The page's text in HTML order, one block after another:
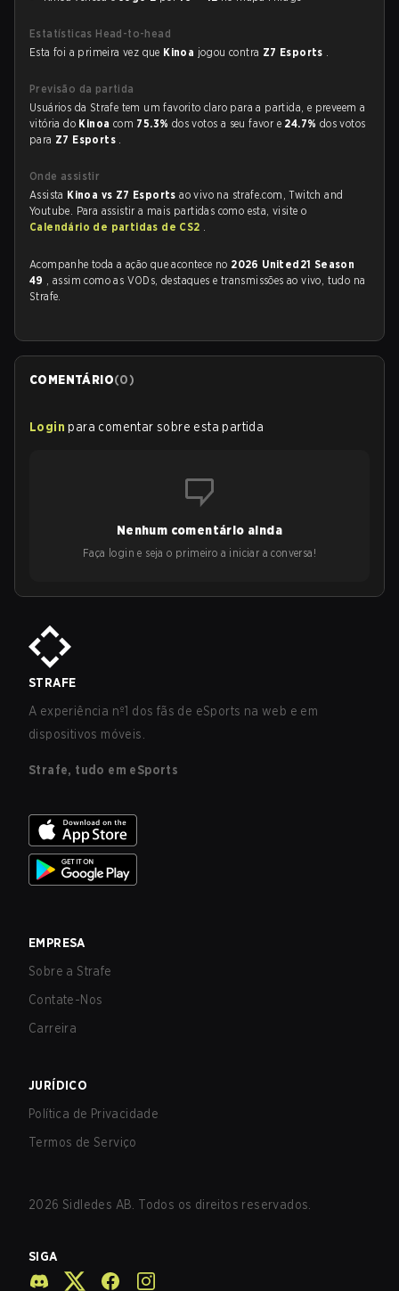
Estatísticas Head-to-head
Esta foi a primeira vez que Kinoa jogou contra Z7 Esports .
Previsão da partida
Usuários da Strafe tem um favorito claro para a partida, e preveem a
vitória do Kinoa com 75.3% dos votos a seu favor e 24.7% dos votos
para Z7 Esports .
Onde assistir
Assista Kinoa vs Z7 Esportsao vivo na strafe.com, Twitch and
Youtube. Para assistir a mais partidas como esta, visite o
Calendário de partidas de CS2 .
Acompanhe toda a ação que acontece no 2026 United21 Season
49 , assim como as VODs, destaques e transmissões ao vivo, tudo na
Strafe.
COMENTÁRIO(0)
Login para comentar sobre esta partida
Nenhum comentário ainda
Faça login e seja o primeiro a iniciar a conversa!
STRAFE
A experiência nº1 dos fãs de eSports na web e em
dispositivos móveis.
Strafe, tudo em eSports
EMPRESA
Sobre a Strafe
Contate-Nos
Carreira
JURÍDICO
Política de Privacidade
Termos de Serviço
2026 Sidledes AB. Todos os direitos reservados.
SIGA